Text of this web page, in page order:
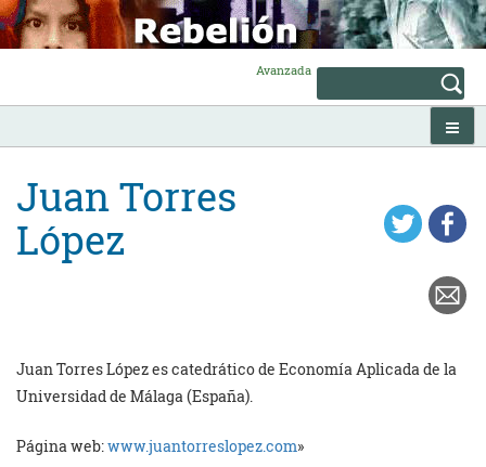
Skip
to
content
Avanzada
Juan Torres
López
Juan Torres López es catedrático de Economía Aplicada de la
Universidad de Málaga (España).
Página web:www.juantorreslopez.com»